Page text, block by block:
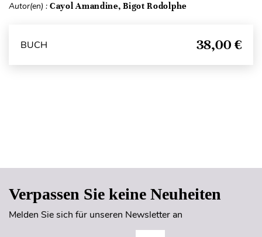
Autor(en) : Cayol Amandine, Bigot Rodolphe
BUCH 38,00 €
Verpassen Sie keine Neuheiten
Melden Sie sich für unseren Newsletter an